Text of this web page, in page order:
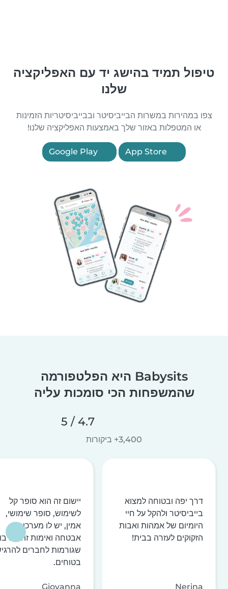
טיפול תמיד בהישג יד עם האפליקציה
שלנו
צפו במהירות במשרות הבייביסיטר ובבייביסיטריות הזמינות
או המטפלות באזור שלך באמצעות האפליקציה שלנו!
Babysits היא הפלטפורמה
שהמשפחות הכי סומכות עליה
4.7 / 5
3,400+ ביקורות
דרך יפה ובטוחה למצוא
בייביסיטר ולהקל על חיי
היומיום של אמהות ואבות
הזקוקים לעזרה בבית!
Nerina
יישום זה הוא סופר קל
לשימוש, סופר שימושי,
אמין, יש לו מערכות
אבטחה ואימות זהות
שגורמות לחברים
בטוחים.
Giovanna